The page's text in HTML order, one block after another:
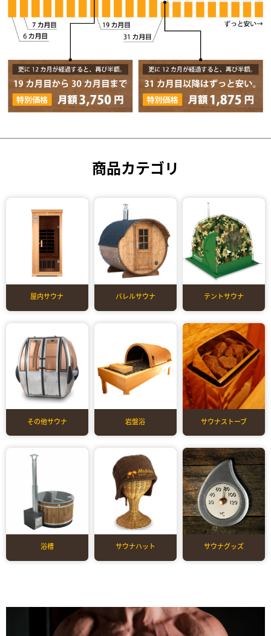
商品カテゴリ
屋内サウナ バレルサウナ テントサウナ
その他サウナ 岩盤浴 サウナストーブ
浴槽 サウナハット サウナグッズ